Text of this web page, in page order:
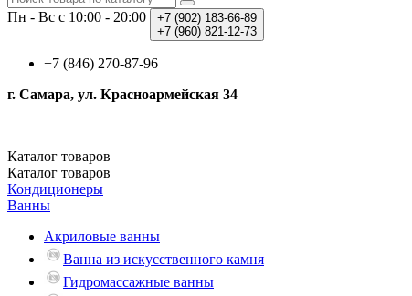
Пн - Вс с 10:00 - 20:00 +7 (902) 183-66-89
+7 (960) 821-12-73
+7 (846) 270-87-96
г. Самара, ул. Красноармейская 34
Каталог товаров
Каталог товаров
Кондиционеры
Ванны
Акриловые ванны
Ванна из искусственного камня
Гидромассажные ванны